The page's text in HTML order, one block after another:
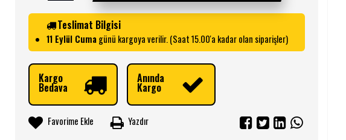
Teslimat Bilgisi
11 Eylül Cumagünü kargoya verilir. (Saat 15.00'a kadar olan siparişler)
Kargo
Bedava
Anında
Kargo
Favorime Ekle Yazdır